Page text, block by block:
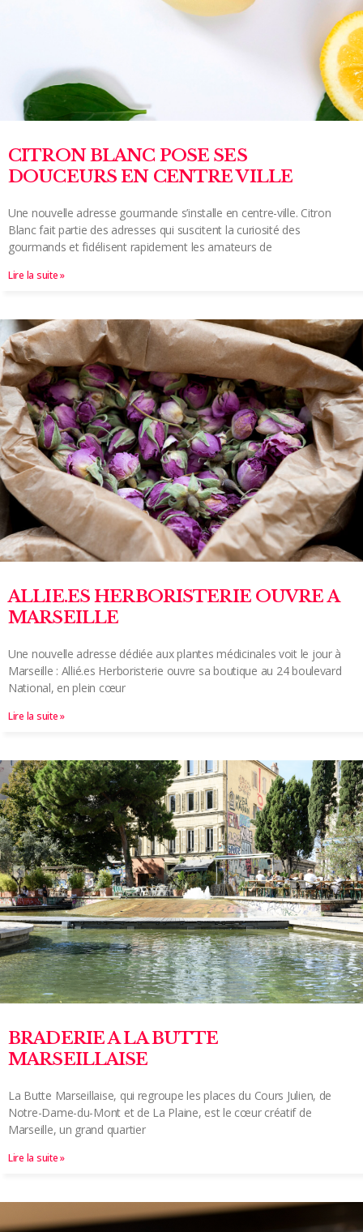
CITRON BLANC POSE SES
DOUCEURS EN CENTRE VILLE
Une nouvelle adresse gourmande s’installe en centre-ville. Citron
Blanc fait partie des adresses qui suscitent la curiosité des
gourmands et fidélisent rapidement les amateurs de
Lire la suite »
ALLIE.ES HERBORISTERIE OUVRE A
MARSEILLE
Une nouvelle adresse dédiée aux plantes médicinales voit le jour à
Marseille : Allié.es Herboristerie ouvre sa boutique au 24 boulevard
National, en plein cœur
Lire la suite »
BRADERIE A LA BUTTE
MARSEILLAISE
La Butte Marseillaise, qui regroupe les places du Cours Julien, de
Notre-Dame-du-Mont et de La Plaine, est le cœur créatif de
Marseille, un grand quartier
Lire la suite »